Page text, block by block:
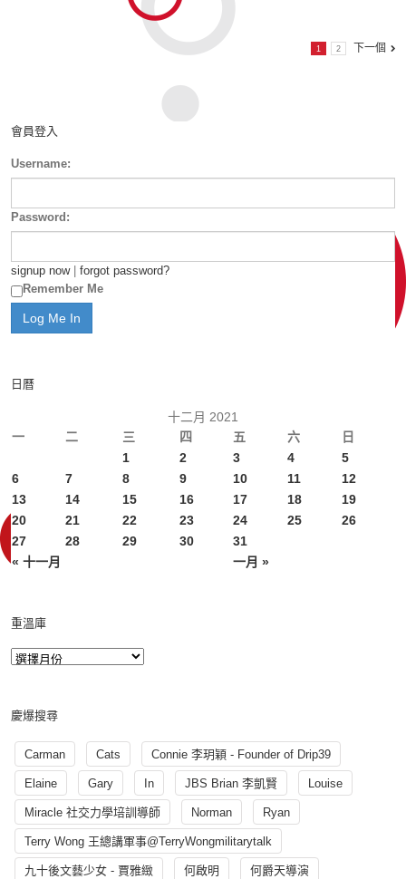
1 2 下一個
會員登入
Username:
Password:
signup now| forgot password?
Remember Me
日曆
十二月 2021
一
二 三 四 五 六 日
« 十一月 一月 »
1 2 3 4
5
6
7 8 9 10 11
12
13
14 15 16 17 18
19
20
21 22 23 24 25
26
27
28 29 30 31
重溫庫
慶爆搜尋
Carman Cats Connie 李玥穎 - Founder of Drip39
Elaine Gary In JBS Brian 李凱賢 Louise
Miracle 社交力學培訓導師 Norman Ryan
Terry Wong 王總講軍事@TerryWongmilitarytalk
九十後文藝少女 - 賈雅緻 何啟明 何爵天導演